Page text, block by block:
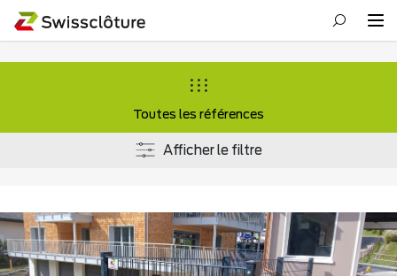
Toutes les références
Afficher le filtre